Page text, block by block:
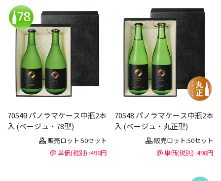
70549 パノラマケース中瓶2本
入 (ベージュ・78型)
販売ロット:50セット
単価(税別) :498円
70548 パノラマケース中瓶2本
入 (ベージュ・丸正型)
販売ロット:50セット
単価(税別) :498円